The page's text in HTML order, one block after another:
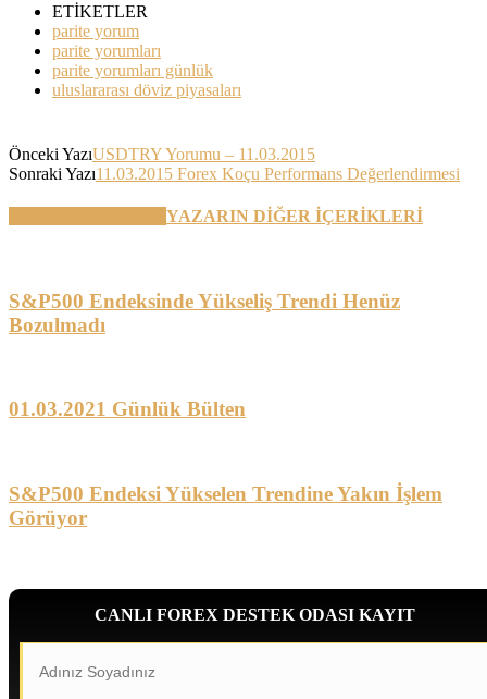
ETİKETLER
parite yorum
parite yorumları
parite yorumları günlük
uluslararası döviz piyasaları
Önceki YazıUSDTRY Yorumu – 11.03.2015
Sonraki Yazı11.03.2015 Forex Koçu Performans Değerlendirmesi
YAZARIN DİĞER İÇERİKLERİ
S&P500 Endeksinde Yükseliş Trendi Henüz
Bozulmadı
01.03.2021 Günlük Bülten
S&P500 Endeksi Yükselen Trendine Yakın İşlem
Görüyor
CANLI FOREX DESTEK ODASI KAYIT